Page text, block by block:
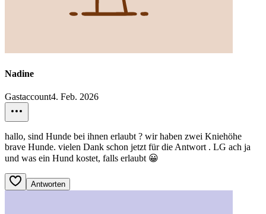
Nadine
Gastaccount4. Feb. 2026
hallo, sind Hunde bei ihnen erlaubt ? wir haben zwei Kniehöhe
brave Hunde. vielen Dank schon jetzt für die Antwort . LG ach ja
und was ein Hund kostet, falls erlaubt 😀
Antworten